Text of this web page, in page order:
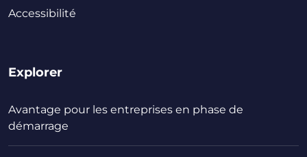
Accessibilité
Explorer
Avantage pour les entreprises en phase de
démarrage